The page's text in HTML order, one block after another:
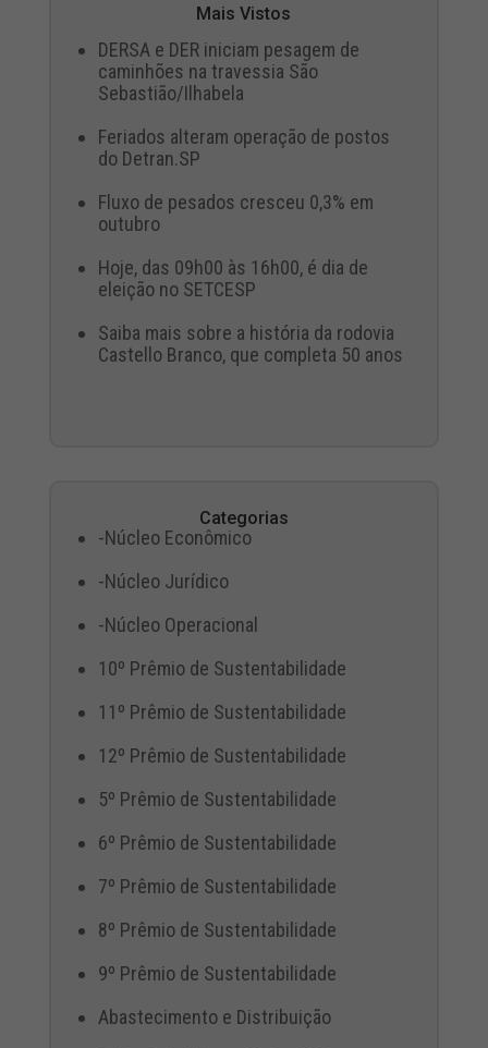
Mais Vistos
DERSA e DER iniciam pesagem de
caminhões na travessia São
Sebastião/Ilhabela
Feriados alteram operação de postos
do Detran.SP
Fluxo de pesados cresceu 0,3% em
outubro
Hoje, das 09h00 às 16h00, é dia de
eleição no SETCESP
Saiba mais sobre a história da rodovia
Castello Branco, que completa 50 anos
Categorias
-Núcleo Econômico
-Núcleo Jurídico
-Núcleo Operacional
10º Prêmio de Sustentabilidade
11º Prêmio de Sustentabilidade
12º Prêmio de Sustentabilidade
5º Prêmio de Sustentabilidade
6º Prêmio de Sustentabilidade
7º Prêmio de Sustentabilidade
8º Prêmio de Sustentabilidade
9º Prêmio de Sustentabilidade
Abastecimento e Distribuição